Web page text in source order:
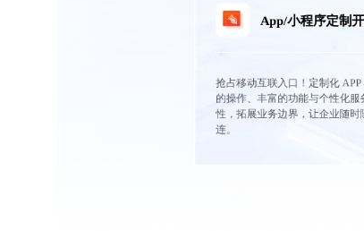
App/小程序定制开发 立即查看
抢占移动互联入口！定制化 APP 与小程序，以便捷
的操作、丰富的功能与个性化服务，提升用户粘
性，拓展业务边界，让企业随时随地与客户紧密相